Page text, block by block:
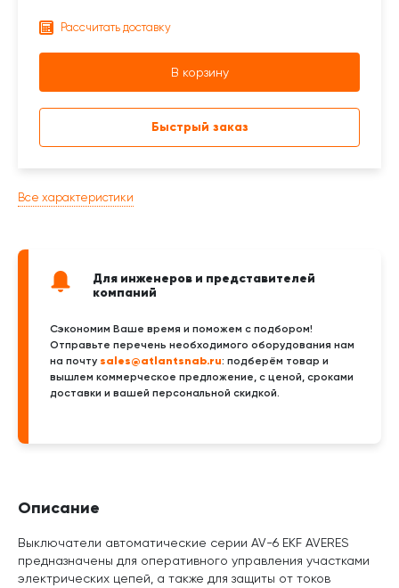
Все характеристики
Для инженеров и представителей
компаний
Сэкономим Ваше время и поможем с подбором!
Отправьте перечень необходимого оборудования нам
на почту sales@atlantsnab.ru: подберём товар и
вышлем коммерческое предложение, с ценой, сроками
доставки и вашей персональной скидкой.
Рассчитать доставку
В корзину
Быстрый заказ
Описание
Выключатели автоматические серии AV-6 EKF AVERES
предназначены для оперативного управления участками
электрических цепей, а также для защиты от токов